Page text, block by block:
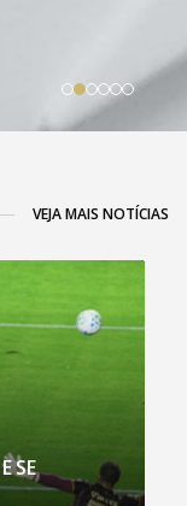
VEJA MAIS NOTÍCIAS
SE